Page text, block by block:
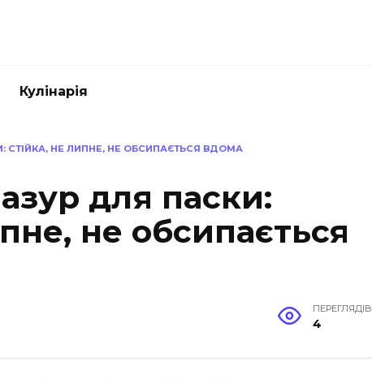
Кулінарія
СТІЙКА, НЕ ЛИПНЕ, НЕ ОБСИПАЄТЬСЯ ВДОМА
для паски:
не обсипається
ПЕРЕГЛЯДІВ
4